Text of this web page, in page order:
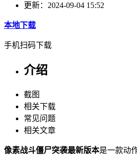
更新： 2024-09-04 15:52
本地下载
手机扫码下载
介绍
截图
相关下载
常见问题
相关文章
像素战斗僵尸突袭最新版本是一款动